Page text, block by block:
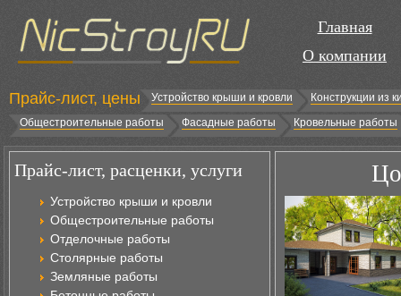
Главная
О компании
Прайс-лист, цены Устройство крыши и кровли
Конструкции из
Общестроительные работы
Фасадные работы Кровельные работы
Прайс-лист, расценки, услуги
Устройство крыши и кровли
Общестроительные работы
Отделочные работы
Столярные работы
Земляные работы